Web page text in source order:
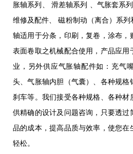
胀轴系列、 滑差轴系列 、气胀套系
维修及配件、 磁粉制动（离合）系
轴适用于分条，印刷，复卷，涂布，
表面卷取之机械配合使用，产品应用
业，另外供应气胀轴配件如：充气
头、气胀轴内胆（气囊）、各种规格
刹车等。我们接受各种规格、各种材
供精确的设计及问题咨询，只要透过
品的成本，提高品质与效率，使您在
轻松。